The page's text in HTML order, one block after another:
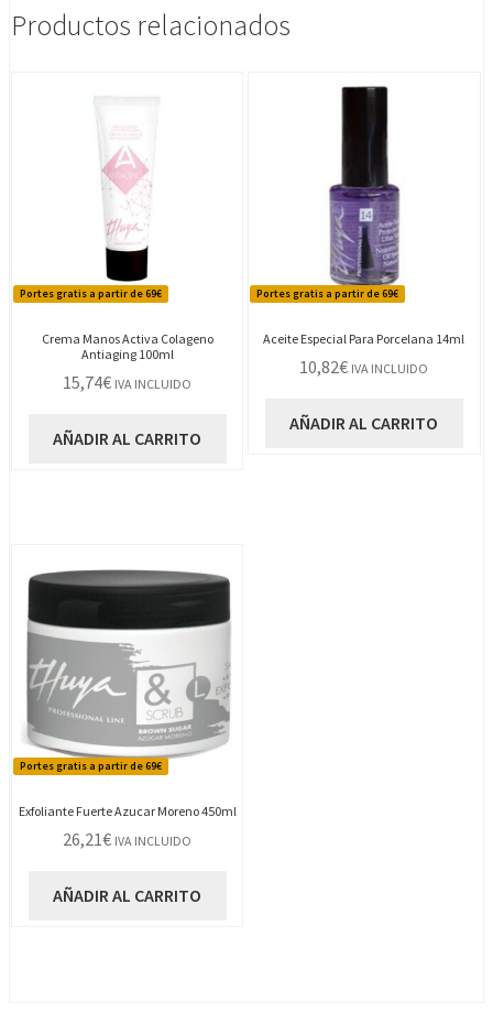
Productos relacionados
Portes gratis a partir de 69€
Crema Manos Activa Colageno
Antiaging 100ml
15,74€ IVA INCLUIDO
AÑADIR AL CARRITO
Portes gratis a partir de 69€
Aceite Especial Para Porcelana 14ml
10,82€ IVA INCLUIDO
AÑADIR AL CARRITO
Portes gratis a partir de 69€
Exfoliante Fuerte Azucar Moreno 450ml
26,21€ IVA INCLUIDO
AÑADIR AL CARRITO